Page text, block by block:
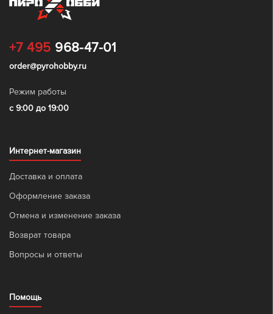
+7 495 968-47-01
order@pyrohobby.ru
Режим работы
с 9:00 до 19:00
Интернет-магазин
Доставка и оплата
Оформление заказа
Отмена и изменение заказа
Возврат товара
Вопросы и ответы
Помощь